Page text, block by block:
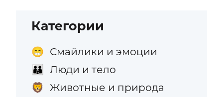
Категории
😁 Смайлики и эмоции
👪 Люди и тело
🦁 Животные и природа